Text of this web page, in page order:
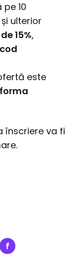
10
ulterior
15%,
cod
este
înscriere va fi